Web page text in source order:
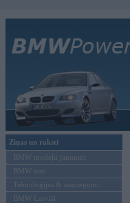
Ziņas un raksti
BMW modeļu jaunumi
BMW testi
Tehnoloģijas & sasniegumi
BMW Latvijā